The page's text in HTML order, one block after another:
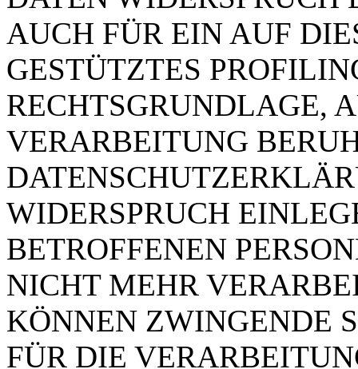
AUCH FÜR EIN AUF
GESTÜTZTES
RECHTSGRUNDLAGE,
VERARBEITUNG
WIDERSPRUCH
BETROFFENEN
NICHT MEHR
KÖNNEN ZWINGENDE
FÜR DIE